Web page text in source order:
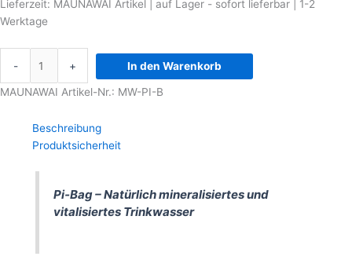
Lieferzeit: MAUNAWAI Artikel | auf Lager - sofort lieferbar | 1-2
Werktage
- + In den Warenkorb
MAUNAWAI Artikel-Nr.: MW-PI-B
Beschreibung
Produktsicherheit
Pi‑Bag – Natürlich mineralisiertes und
vitalisiertes Trinkwasser